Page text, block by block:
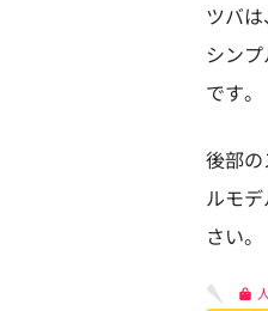
ツバ
シン
です。
後部
ルモ
さい。